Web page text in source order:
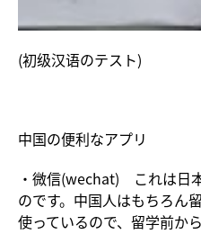
(初级汉语のテスト)
中国の便利なアプリ
・微信(wechat) これは日
のです。中国人はもちろん
使っているので、留学前か